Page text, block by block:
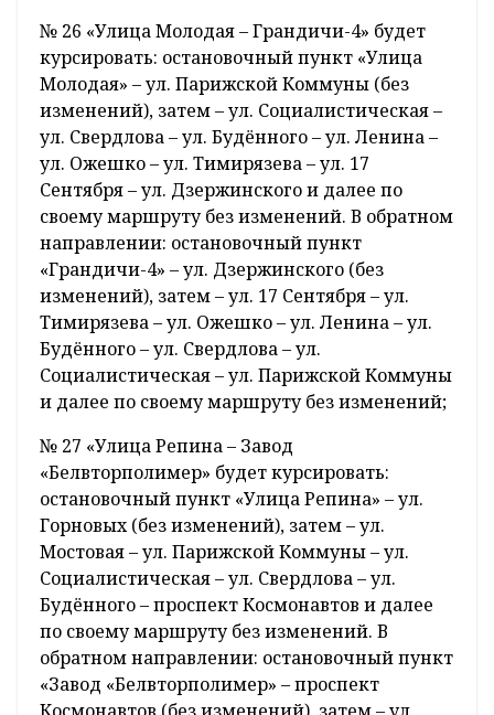
№ 26 «Улица Молодая – Грандичи-4» будет
курсировать: остановочный пункт «Улица
Молодая» – ул. Парижской Коммуны (без
изменений), затем – ул. Социалистическая –
ул. Свердлова – ул. Будённого – ул. Ленина –
ул. Ожешко – ул. Тимирязева – ул. 17
Сентября – ул. Дзержинского и далее по
своему маршруту без изменений. В обратном
направлении: остановочный пункт
«Грандичи-4» – ул. Дзержинского (без
изменений), затем – ул. 17 Сентября – ул.
Тимирязева – ул. Ожешко – ул. Ленина – ул.
Будённого – ул. Свердлова – ул.
Социалистическая – ул. Парижской Коммуны
и далее по своему маршруту без изменений;
№ 27 «Улица Репина – Завод
«Белвторполимер» будет курсировать:
остановочный пункт «Улица Репина» – ул.
Горновых (без изменений), затем – ул.
Мостовая – ул. Парижской Коммуны – ул.
Социалистическая – ул. Свердлова – ул.
Будённого – проспект Космонавтов и далее
по своему маршруту без изменений. В
обратном направлении: остановочный пункт
«Завод «Белвторполимер» – проспект